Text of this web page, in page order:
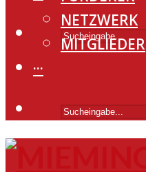
NETZWERK
MITGLIEDER
···